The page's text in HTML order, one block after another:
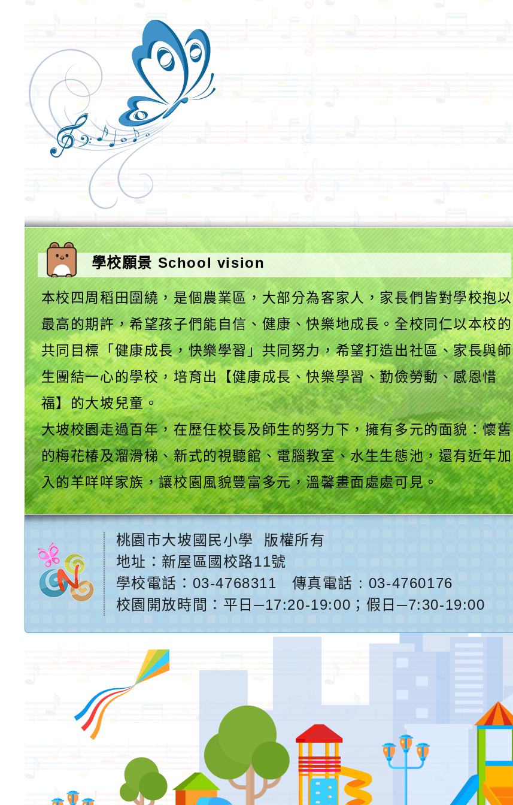
學校願景 School vision
本校四周稻田圍繞，是個農業區，大部分為客家人，家長們皆對學校抱以
最高的期許，希望孩子們能自信、健康、快樂地成長。全校同仁以本校的
共同目標「健康成長，快樂學習」共同努力，希望打造出社區、家長與師
生團結一心的學校，培育出【健康成長、快樂學習、勤儉勞動、感恩惜
福】的大坡兒童。
大坡校園走過百年，在歷任校長及師生的努力下，擁有多元的面貌：懷舊
的梅花椿及溜滑梯、新式的視聽館、電腦教室、水生生態池，還有近年加
入的羊咩咩家族，讓校園風貌豐富多元，溫馨畫面處處可見。
桃園市大坡國民小學
版權所有
地址： 新屋區國校路11號
學校電話：03-4768311
傳真電話 : 03-4760176
校園開放時間：平日─17:20-19:00；假日─7:30-19:00